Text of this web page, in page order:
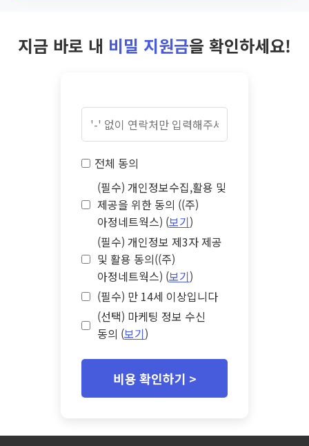
지금 바로 내 비밀 지원금을 확인하세요!
전체 동의
(필수) 개인정보수집,활용 및
제공을 위한 동의 ((주)
아정네트웍스) (보기)
(필수) 개인정보 제3자 제공
및 활용 동의((주)
아정네트웍스) (보기)
(필수) 만 14세 이상입니다
(선택) 마케팅 정보 수신
동의 (보기)
비용 확인하기 >